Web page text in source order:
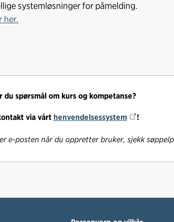
systemløsninger for påmelding.
her.
du spørsmål om kurs og kompetanse?
via vårt henvendelsessystem !
e-posten når du oppretter bruker, sjekk